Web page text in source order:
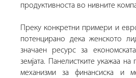
продуктивноста во нивните
Преку конкретни примери и
потенцирано дека женското
значаен ресурс за
земјата. Панелистките укажаа на
механизми за финансиска и